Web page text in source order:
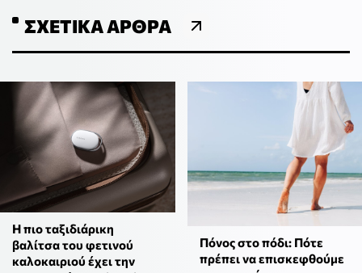
ΣΧΕΤΙΚΆ ΆΡΘΡΑ
Η πιο ταξιδιάρικη
βαλίτσα του φετινού
καλοκαιριού έχει την
Πόνος στο πόδι: Πότε
πρέπει να επισκεφθούμε